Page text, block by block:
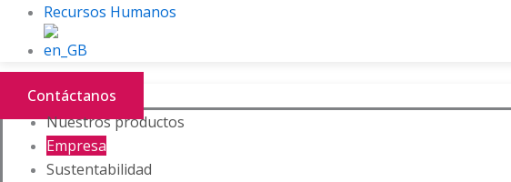
Recursos Humanos
Contáctanos
Nuestros productos
Empresa
Sustentabilidad